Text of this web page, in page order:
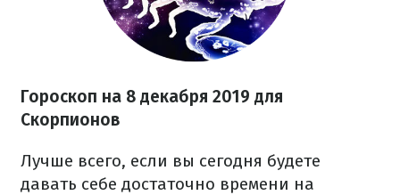
Гороскоп на 8 декабря 2019 для
Скорпионов
Лучше всего, если вы сегодня будете
давать себе достаточно времени на